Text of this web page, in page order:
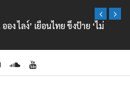
ง ไลง์’ เยือนไทย ขึงป้าย ‘ไม่